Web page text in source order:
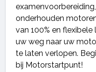
onderhouden
van 100% en
uw weg naar uw
te laten verlopen.
bij Motorstartpunt!